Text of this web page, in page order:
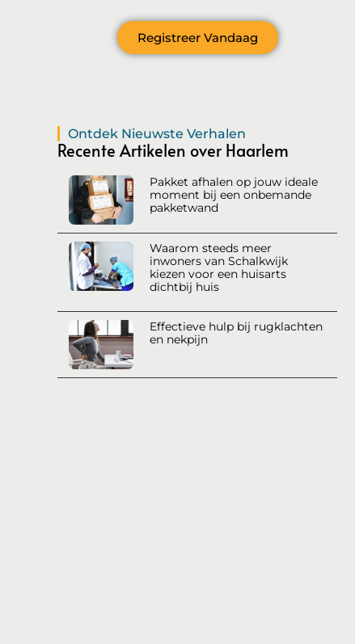
Registreer Vandaag
Ontdek Nieuwste Verhalen
Recente Artikelen over Haarlem
Pakket afhalen op jouw ideale
moment bij een onbemande
pakketwand
Waarom steeds meer
inwoners van Schalkwijk
kiezen voor een huisarts
dichtbij huis
Effectieve hulp bij rugklachten
en nekpijn